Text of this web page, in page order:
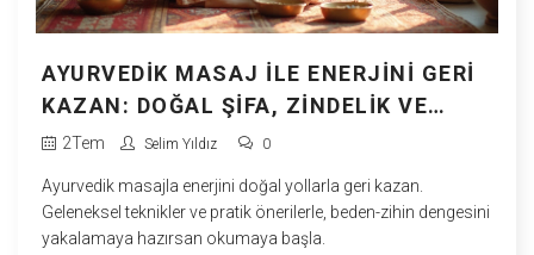
AYURVEDIK MASAJ ILE ENERJINI GERI
KAZAN: DOĞAL ŞIFA, ZINDELIK VE
RAHATLAMA
2Tem Selim Yıldız 0
Ayurvedik masajla enerjini doğal yollarla geri kazan.
Geleneksel teknikler ve pratik önerilerle, beden-zihin dengesini
yakalamaya hazırsan okumaya başla.